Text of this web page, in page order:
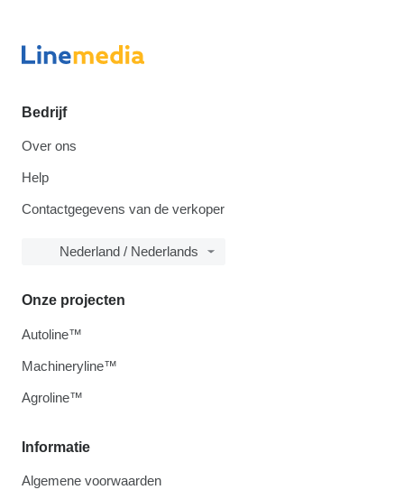
Bedrijf
Over ons
Help
Contactgegevens van de verkoper
Nederland / Nederlands
Informatie
Algemene voorwaarden
Onze projecten
Autoline™
Machineryline™
Agroline™